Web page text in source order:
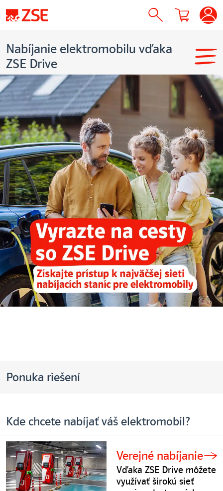
Nabíjanie elektromobilu vďaka
ZSE Drive
Ponuka riešení
Kde chcete nabíjať váš elektromobil?
Verejné nabíjanie
Vďaka ZSE Drive môžete
využívať širokú sieť